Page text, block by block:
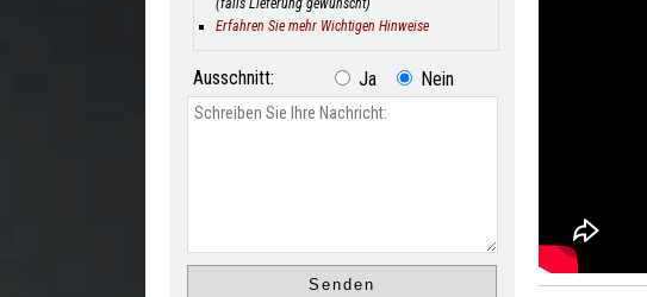
(falls Lieferung gewünscht)
Erfahren Sie mehr Wichtigen Hinweise
Ausschnitt: Ja Nein